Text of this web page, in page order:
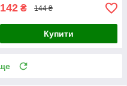
142 ₴ 144 ₴
Купити